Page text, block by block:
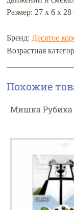
Размер: 27 х 6 х 28
Бренд: Десятое
Возрастная
Похожие
Мишка Рубика